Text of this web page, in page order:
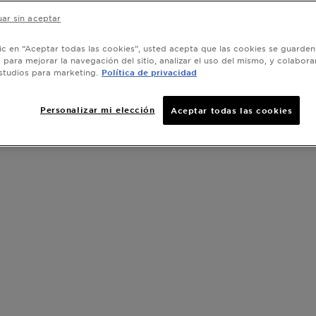
en “Aceptar todas las cookies”, usted acepta que las cookies se
mejorar la navegación del sitio, analizar el uso del mismo, y
para marketing.
Política de privacidad
Personalizar mi elección Aceptar todas las cookies
sin aceptar